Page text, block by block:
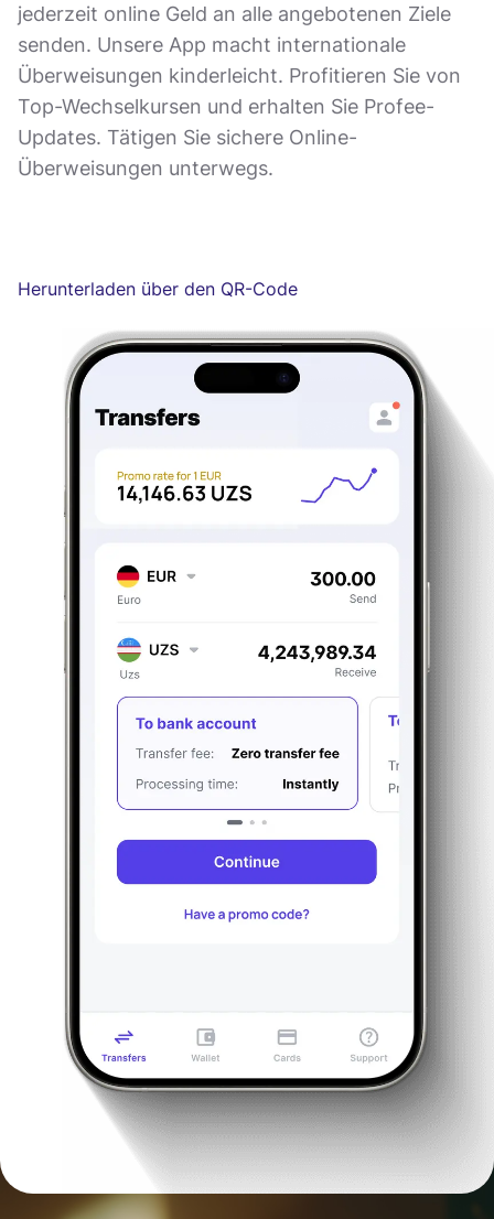
jederzeit online Geld an alle angebotenen Ziele
senden. Unsere App macht internationale
Überweisungen kinderleicht. Profitieren Sie von
Top-Wechselkursen und erhalten Sie Profee-
Updates. Tätigen Sie sichere Online-
Überweisungen unterwegs.
Herunterladen über den QR-Code